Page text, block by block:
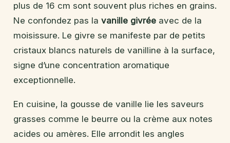
plus de 16 cm sont souvent plus riches en grains.
Ne confondez pas la vanille givrée avec de la
moisissure. Le givre se manifeste par de petits
cristaux blancs naturels de vanilline à la surface,
signe d’une concentration aromatique
exceptionnelle.
En cuisine, la gousse de vanille lie les saveurs
grasses comme le beurre ou la crème aux notes
acides ou amères. Elle arrondit les angles